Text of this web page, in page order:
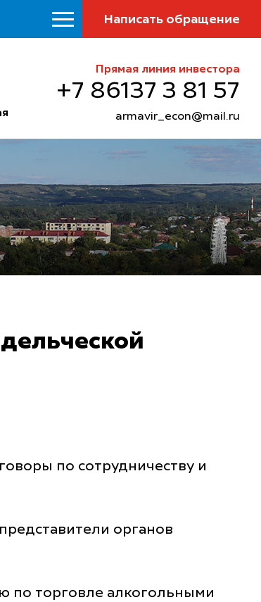
Написать обращение
Прямая линия инвестора
+7 86137 3 81 57
armavir_econ@mail.ru
по сотрудничеству и
органов
по торговле алкогольными